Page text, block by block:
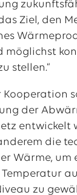
Ziel, den
stellen.“
Kooperation
der
entwickelt
die
Wärme, um
zu